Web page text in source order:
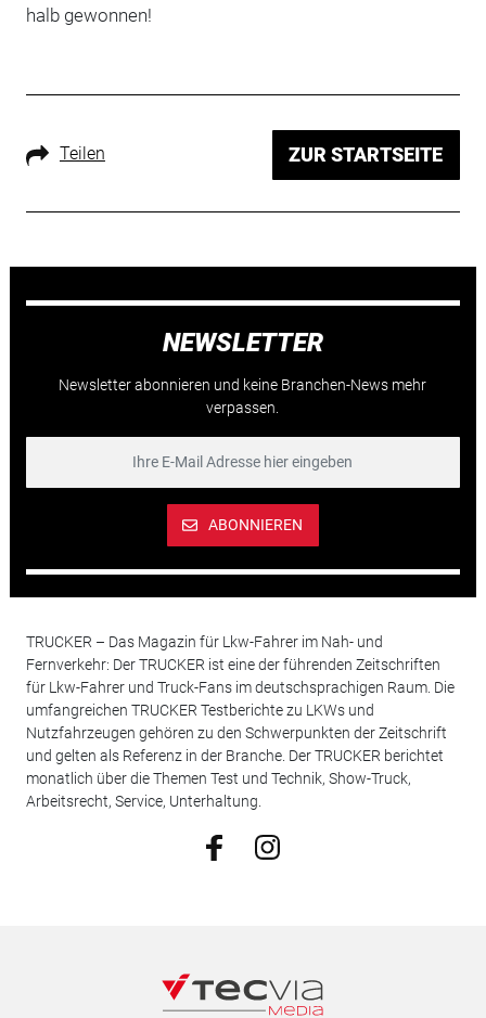
halb gewonnen!
Teilen ZUR STARTSEITE
NEWSLETTER
Newsletter abonnieren und keine Branchen-News mehr
verpassen.
ABONNIEREN
TRUCKER – Das Magazin für Lkw-Fahrer im Nah- und
Fernverkehr: Der TRUCKER ist eine der führenden Zeitschriften
für Lkw-Fahrer und Truck-Fans im deutschsprachigen Raum. Die
umfangreichen TRUCKER Testberichte zu LKWs und
Nutzfahrzeugen gehören zu den Schwerpunkten der Zeitschrift
und gelten als Referenz in der Branche. Der TRUCKER berichtet
monatlich über die Themen Test und Technik, Show-Truck,
Arbeitsrecht, Service, Unterhaltung.